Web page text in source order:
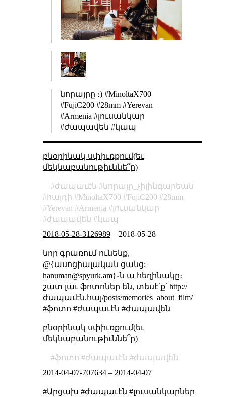
նորայրը ։) #MinoltaX700
#FujiC200 #28mm #Yerevan
#Armenia #լուսանկար
#ժապավեն #կապ
բնօրինակ սփիւռքում(եւ
մեկնաբանութիւննե՞ր)
ժապաւէն
նորայր_չիլինգարեան
հալդի
MinoltaX700 FujiC200
28mm
Yerevan
Armenia
լուսանկար
ժապավեն
կապ
2018-05-28-3126989– 2018-05-28
նոր գրառում ունենք,
@{ասոցիալական ցանց;
hanuman@spyurk.am}֊ն ա հեղինակը։
շատ լաւ ֆոտոներ են, տեսէ՛ք՝ http://
ժապաւէն.հայ/posts/memories_about_film/
#ֆոտո #ժապաւէն #ժապավեն
բնօրինակ սփիւռքում(եւ
մեկնաբանութիւննե՞ր)
ֆոտո ժապաւէն
ժապավեն
2014-04-07-707634– 2014-04-07
#Արցախ #ժապաւէն #լուսանկարներ